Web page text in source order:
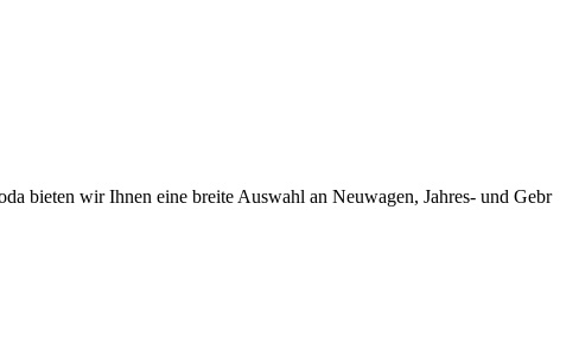
bieten wir Ihnen eine breite Auswahl an Neuwagen, Jahres- und Gebr